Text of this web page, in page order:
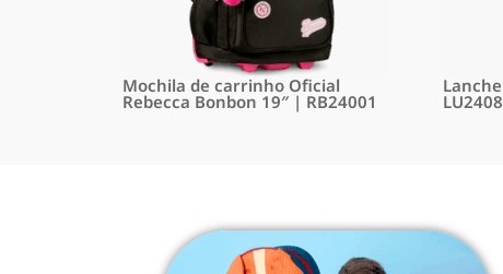
Mochila de carrinho Oficial
Rebecca Bonbon 19″ | RB24001